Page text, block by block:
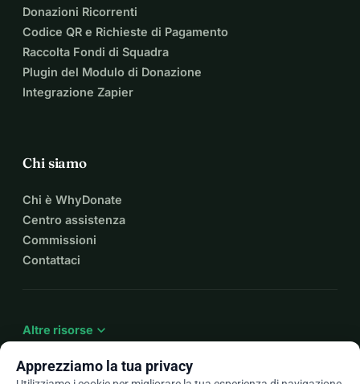
Donazioni Ricorrenti
Codice QR e Richieste di Pagamento
Raccolta Fondi di Squadra
Plugin del Modulo di Donazione
Integrazione Zapier
Chi siamo
Chi è WhyDonate
Centro assistenza
Commissioni
Contattaci
Altre risorse expand_more
Apprezziamo la tua privacy